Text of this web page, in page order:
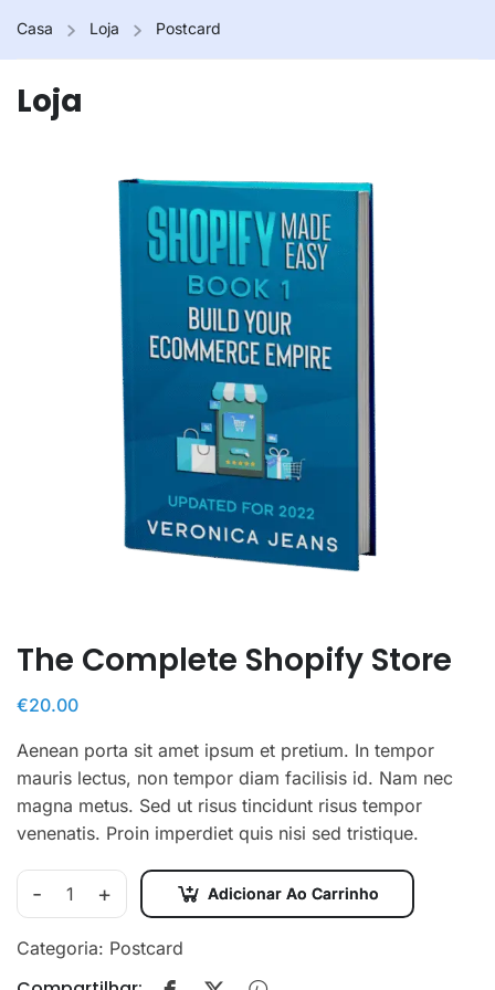
Casa Loja Postcard
Loja
The Complete Shopify Store
€20.00
Aenean porta sit amet ipsum et pretium. In tempor
mauris lectus, non tempor diam facilisis id. Nam nec
magna metus. Sed ut risus tincidunt risus tempor
venenatis. Proin imperdiet quis nisi sed tristique.
-
The
Shopify
+ Adicionar Ao Carrinho
Categoria: Postcard